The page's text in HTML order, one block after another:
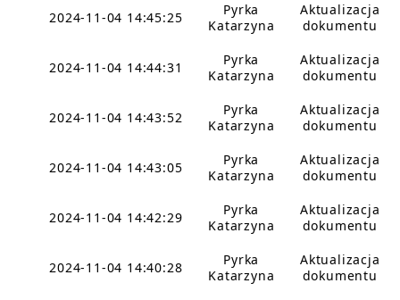
2024-11-04 14:45:25
Pyrka
Katarzyna
Aktualizacja
dokumentu
2024-11-04 14:44:31
Pyrka
Katarzyna
Aktualizacja
dokumentu
2024-11-04 14:43:52
Pyrka
Katarzyna
Aktualizacja
dokumentu
2024-11-04 14:43:05
Pyrka
Katarzyna
Aktualizacja
dokumentu
2024-11-04 14:42:29
Pyrka
Katarzyna
Aktualizacja
dokumentu
2024-11-04 14:40:28
Pyrka
Katarzyna
Aktualizacja
dokumentu